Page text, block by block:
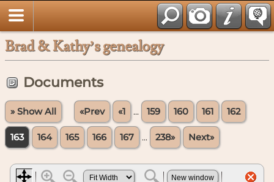
Brad & Kathy’s genealogy
Documents
» Show All «Prev «1 ... 159 160 161 162
163 164 165 166 167 ... 238» Next»